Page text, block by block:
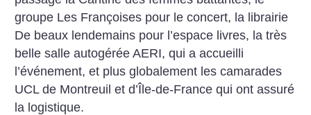
groupe Les Françoises pour le concert, la librairie
De beaux lendemains pour l’espace livres, la très
belle salle autogérée AERI, qui a accueilli
l’événement, et plus globalement les camarades
UCL de Montreuil et d’Île-de-France qui ont assuré
la logistique.